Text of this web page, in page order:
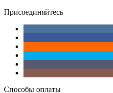
Присоединяйтесь
Способы оплаты